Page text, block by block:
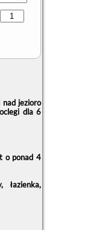
nad jezioro
dla 6
o ponad 4
łazienka,